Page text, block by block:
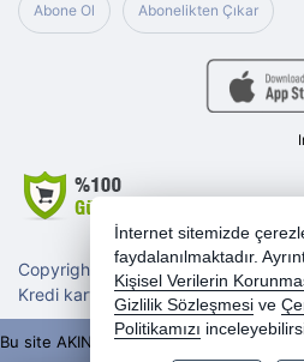
Abone Ol Abonelikten Çıkar
Copyright 2026 morotogrup.com -
Kredi kartı bilgileriniz 256bit SSL
Bu site AKINSOFT E-Ticaret ile
İnternet sitemizde
faydalanılmaktadır.
Kişisel Verilerin
Gizlilik Sözleşmesi ve
Politikamızı